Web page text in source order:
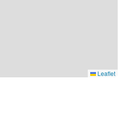
Leaflet